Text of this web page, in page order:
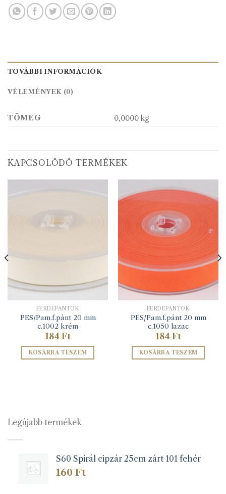
TOVÁBBI INFORMÁCIÓK
VÉLEMÉNYEK (0)
TÖMEG 0,0000 kg
KAPCSOLÓDÓ TERMÉKEK
FERDEPÁNTOK
PES/Pam.f.pánt 20 mm
c.1002 krém
184 Ft
KOSÁRBA TESZEM
FERDEPÁNTOK
PES/Pam.f.pánt 20 mm
c.1050 lazac
184 Ft
KOSÁRBA TESZEM
Legújabb termékek
S60 Spirál cipzár 25cm zárt 101 fehér
160 Ft